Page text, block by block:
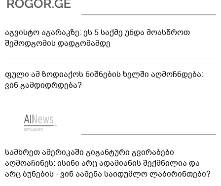
აგვისტო აგარაკზე: ეს 5 საქმე უნდა მოასწროთ
შემოდგომის დადგომამდე
ფული ამ ზოდიაქოს ნიშნების ხელში აღმოჩნდება:
ვინ გამდიდრდება?
სამხრეთ ამერიკაში გიგანტური გვირაბები
აღმოაჩინეს: ისინი არც ადამიანის შექმნილია და
არც ბუნების - ვინ ააშენა საიდუმლო ლაბირინთები?